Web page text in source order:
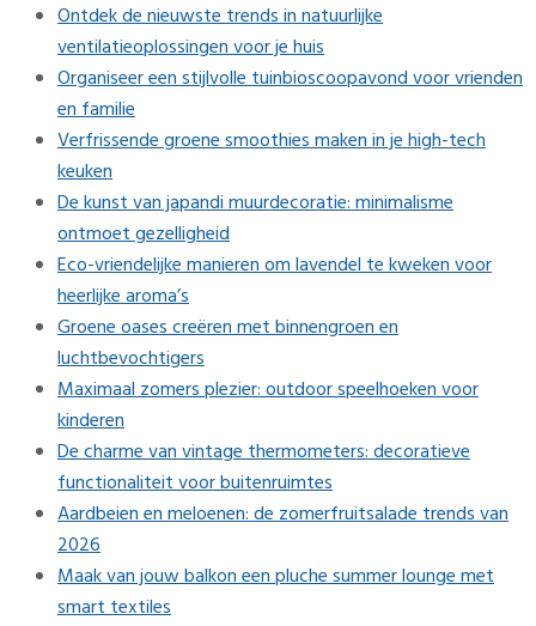
Ontdek de nieuwste trends in natuurlijke
ventilatieoplossingen voor je huis
Organiseer een stijlvolle tuinbioscoopavond voor vrienden
en familie
Verfrissende groene smoothies maken in je high-tech
keuken
De kunst van japandi muurdecoratie: minimalisme
ontmoet gezelligheid
Eco-vriendelijke manieren om lavendel te kweken voor
heerlijke aroma’s
Groene oases creëren met binnengroen en
luchtbevochtigers
Maximaal zomers plezier: outdoor speelhoeken voor
kinderen
De charme van vintage thermometers: decoratieve
functionaliteit voor buitenruimtes
Aardbeien en meloenen: de zomerfruitsalade trends van
2026
Maak van jouw balkon een pluche summer lounge met
smart textiles